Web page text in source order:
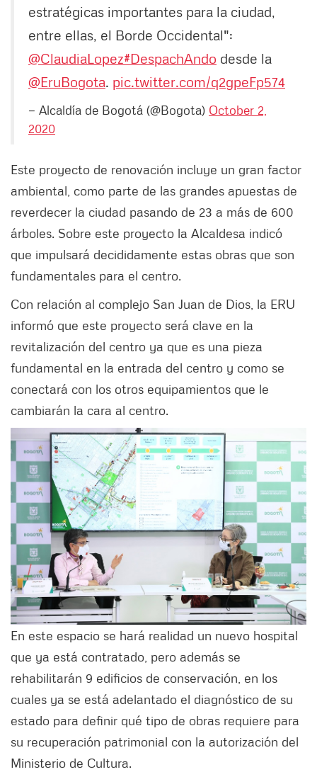
estratégicas importantes para la ciudad,
entre ellas, el Borde Occidental":
@ClaudiaLopez#DespachAndo desde la
@EruBogota. pic.twitter.com/q2gpeFp574
— Alcaldía de Bogotá (@Bogota) October 2,
2020
Este proyecto de renovación incluye un gran factor
ambiental, como parte de las grandes apuestas de
reverdecer la ciudad pasando de 23 a más de 600
árboles. Sobre este proyecto la Alcaldesa indicó
que impulsará decididamente estas obras que son
fundamentales para el centro.
Con relación al complejo San Juan de Dios, la ERU
informó que este proyecto será clave en la
revitalización del centro ya que es una pieza
fundamental en la entrada del centro y como se
conectará con los otros equipamientos que le
cambiarán la cara al centro.
En este espacio se hará realidad un nuevo hospital
que ya está contratado, pero además se
rehabilitarán 9 edificios de conservación, en los
cuales ya se está adelantado el diagnóstico de su
estado para definir qué tipo de obras requiere para
su recuperación patrimonial con la autorización del
Ministerio de Cultura.